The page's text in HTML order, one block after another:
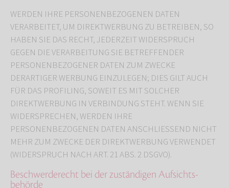
WERDEN IHRE PERSONENBEZOGENEN DATEN
VERARBEITET, UM DIREKTWERBUNG ZU BETREIBEN, SO
HABEN SIE DAS RECHT, JEDERZEIT WIDERSPRUCH
GEGEN DIE VERARBEITUNG SIE BETREFFENDER
PERSONENBEZOGENER DATEN ZUM ZWECKE
DERARTIGER WERBUNG EINZULEGEN; DIES GILT AUCH
FÜR DAS PROFILING, SOWEIT ES MIT SOLCHER
DIREKTWERBUNG IN VERBINDUNG STEHT. WENN SIE
WIDERSPRECHEN, WERDEN IHRE
PERSONENBEZOGENEN DATEN ANSCHLIESSEND NICHT
MEHR ZUM ZWECKE DER DIREKTWERBUNG VERWENDET
(WIDERSPRUCH NACH ART. 21 ABS. 2 DSGVO).
Beschwerde­recht bei der zuständigen Aufsichts­
behörde